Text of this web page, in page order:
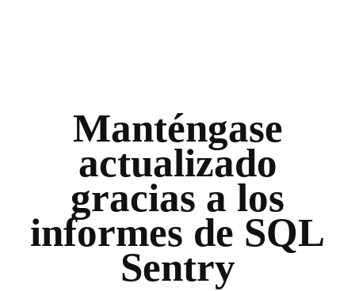
Manténgase
actualizado
gracias a los
informes de SQL
Sentry